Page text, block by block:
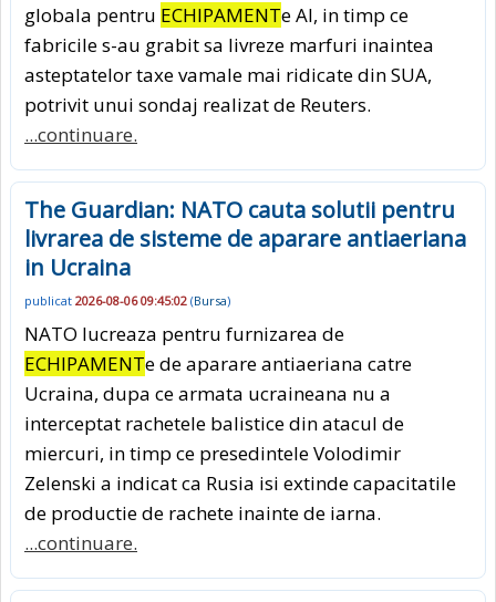
globala pentru ECHIPAMENTe AI, in timp ce
fabricile s-au grabit sa livreze marfuri inaintea
asteptatelor taxe vamale mai ridicate din SUA,
potrivit unui sondaj realizat de Reuters.
...continuare.
The Guardian: NATO cauta solutii pentru
livrarea de sisteme de aparare antiaeriana
in Ucraina
publicat 2026-08-06 09:45:02 (Bursa)
NATO lucreaza pentru furnizarea de
ECHIPAMENTe de aparare antiaeriana catre
Ucraina, dupa ce armata ucraineana nu a
interceptat rachetele balistice din atacul de
miercuri, in timp ce presedintele Volodimir
Zelenski a indicat ca Rusia isi extinde capacitatile
de productie de rachete inainte de iarna.
...continuare.